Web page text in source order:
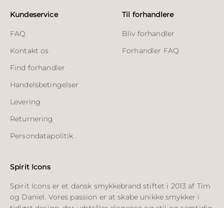
Kundeservice
FAQ
Kontakt os
Find forhandler
Handelsbetingelser
Levering
Returnering
Persondatapolitik
Til forhandlere
Bliv forhandler
Forhandler FAQ
Spirit Icons
Spirit Icons er et dansk smykkebrand stiftet i 2013 af Tim
og Daniel. Vores passion er at skabe unikke smykker i